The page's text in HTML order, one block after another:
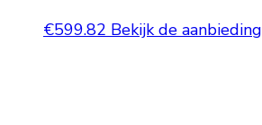
€599.82 Bekijk de aanbieding